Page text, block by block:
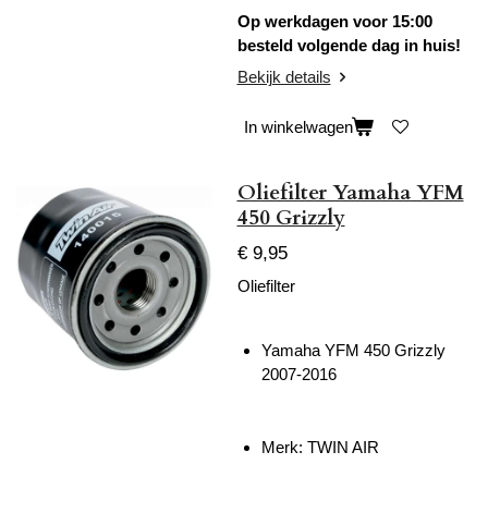
Op werkdagen voor 15:00
besteld volgende dag in huis!
Bekijk details
In winkelwagen
Oliefilter Yamaha YFM
450 Grizzly
€ 9,95
Oliefilter
Yamaha YFM 450 Grizzly
2007-2016
Merk: TWIN AIR